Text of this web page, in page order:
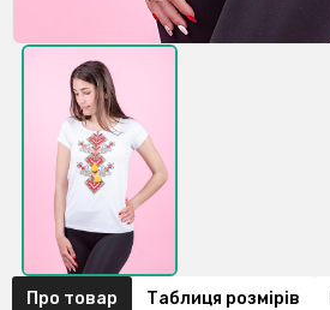
Про товар Таблиця розмірів